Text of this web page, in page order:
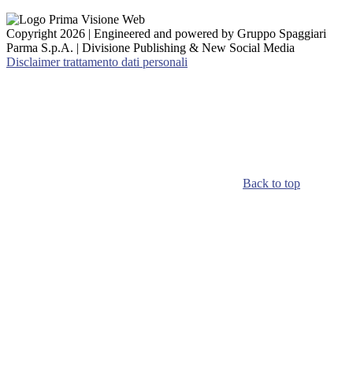
Copyright 2026 | Engineered and powered by Gruppo Spaggiari
Parma S.p.A. | Divisione Publishing & New Social Media
Disclaimer trattamento dati personali
Back to top